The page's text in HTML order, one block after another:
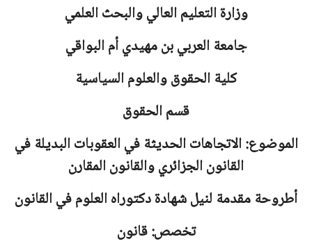
وزارة التعليم العالي والبحث العلمي
جامعةالعربي بن مهيدي أم البواقي
كلية الحقوق والعلوم السياسية
قسم الحقوق
الموضوع: الاتجاهات الحديثة في العقوبات البديلة في
القانون الجزائري والقانون المقارن
أطروحة مقدمة لنيل شهادة دكتوراه العلوم في القانون
تخصص: قانون